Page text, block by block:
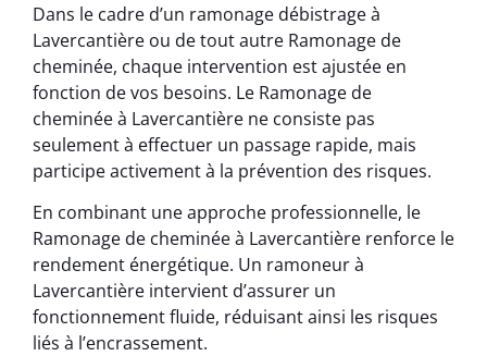
Dans le cadre d’un ramonage débistrage à
Lavercantière ou de tout autre Ramonage de
cheminée, chaque intervention est ajustée en
fonction de vos besoins. Le Ramonage de
cheminée à Lavercantière ne consiste pas
seulement à effectuer un passage rapide, mais
participe activement à la prévention des risques.
En combinant une approche professionnelle, le
Ramonage de cheminée à Lavercantière renforce le
rendement énergétique. Un ramoneur à
Lavercantière intervient d’assurer un
fonctionnement fluide, réduisant ainsi les risques
liés à l’encrassement.